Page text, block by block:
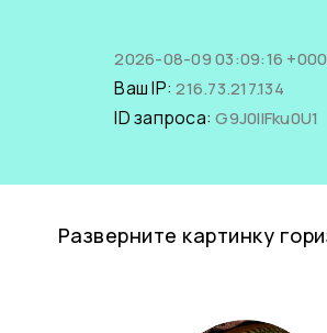
2026-08-09 03:09:16
Ваш IP:216.73.217.134
ID запроса:G9J0IlFku0U1
Разверните картинку